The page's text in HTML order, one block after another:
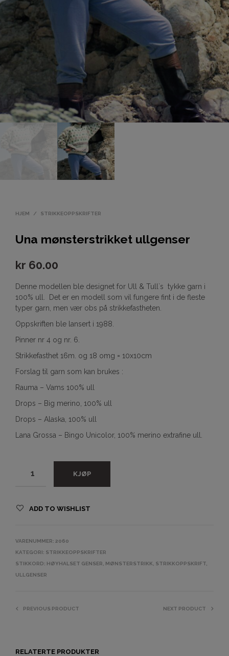
HJEM / STRIKKEOPPSKRIFTER
Una mønsterstrikket ullgenser
kr 60.00
Denne modellen ble designet for Ull & Tull`s tykke garn i
100% ull. Det er en modell som vil fungere fint i de fleste
typer garn, men vær obs på strikkefastheten.
Oppskriften ble lansert i 1988.
Pinner nr 4 og nr. 6.
Strikkefasthet 16m. og 18 omg = 10x10cm
Forslag til garn som kan brukes :
Rauma – Vams 100% ull
Drops – Big merino, 100% ull
Drops – Alaska, 100% ull
Lana Grossa – Bingo Unicolor, 100% merino extrafine ull.
KJØP
ADD TO WISHLIST
VARENUMMER: 2060
KATEGORI: STRIKKEOPPSKRIFTER
STIKKORD: HØYHALSET GENSER MØNSTERSTRIKK STRIKKOPPSKRIFT
ULLGENSER
PREVIOUS PRODUCT NEXT PRODUCT
RELATERTE PRODUKTER